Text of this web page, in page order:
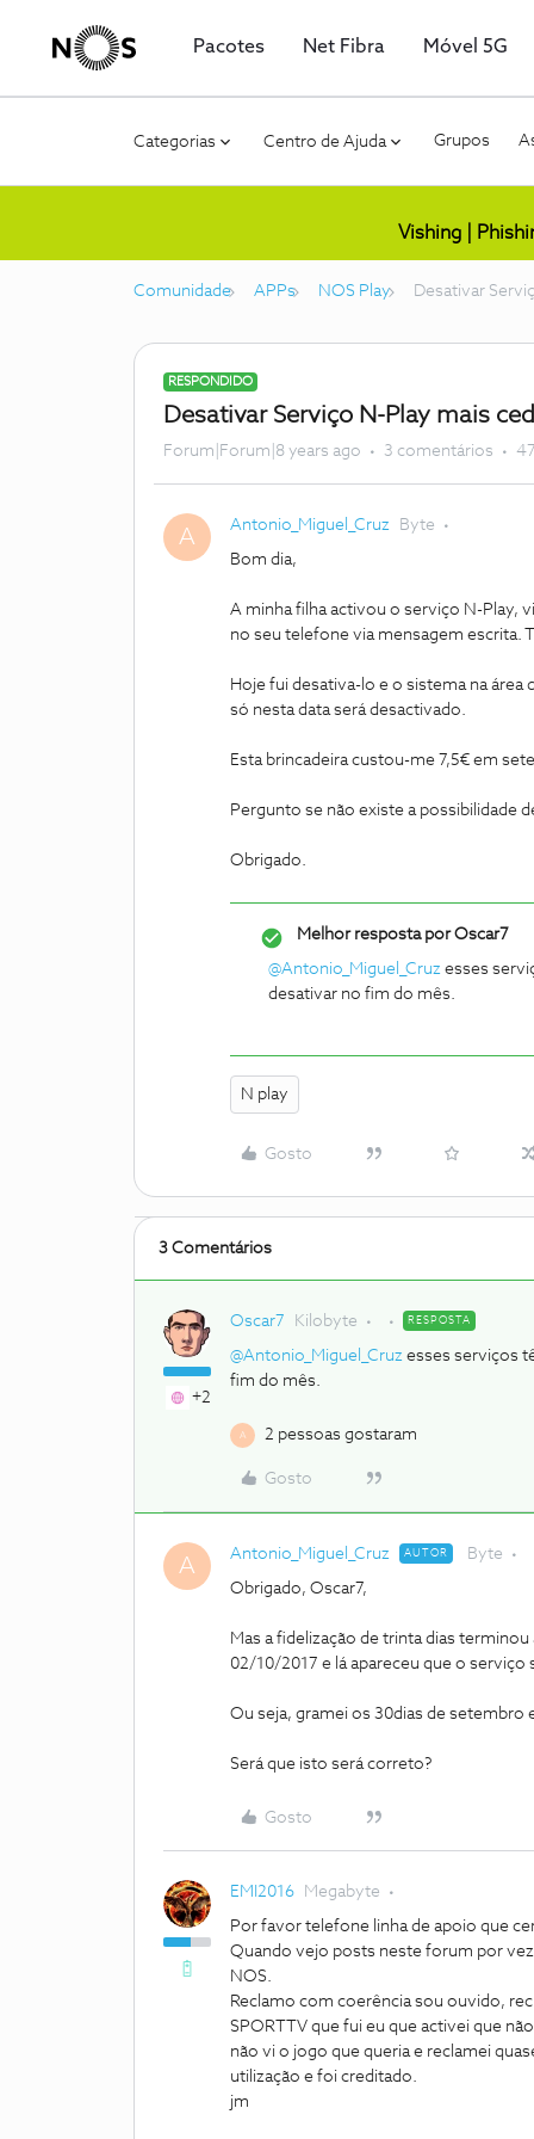
Pacotes Net Fibra Móvel 5G
Categorias Centro de Ajuda Grupos
Vishing |
Comunidade APPs NOS Play Desativar
RESPONDIDO
Desativar Serviço N-Play mais
Forum|Forum|8 years ago 3 comentários
A Antonio_Miguel_Cruz Byte
Bom dia,
A minha filha activou o serviço N-Play,
no seu telefone via mensagem escrita.
Hoje fui desativa-lo e o sistema na
só nesta data será desactivado.
Esta brincadeira custou-me 7,5€ em
Pergunto se não existe a possibilidade
Obrigado.
Melhor resposta porOscar7
@Antonio_Miguel_Cruz esses
desativar no fim do mês.
N play
Gosto
3 Comentários
+2
Oscar7 Kilobyte RESPOSTA
@Antonio_Miguel_Cruz esses serviços
fim do mês.
A 2 pessoas gostaram
Gosto
A Antonio_Miguel_Cruz AUTOR Byte
Obrigado, Oscar7,
Mas a fidelização de trinta dias
02/10/2017 e lá apareceu que o serviço
Ou seja, gramei os 30dias de setembro
Será que isto será correto?
Gosto
EMI2016 Megabyte
Por favor telefone linha de apoio que
Quando vejo posts neste forum por
NOS.
Reclamo com coerência sou ouvido,
SPORTTV que fui eu que activei que
não vi o jogo que queria e reclamei
utilização e foi creditado.
jm